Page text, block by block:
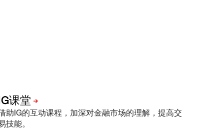
助IG的互动课程，加深对金融市场的理解，提高交
技能。